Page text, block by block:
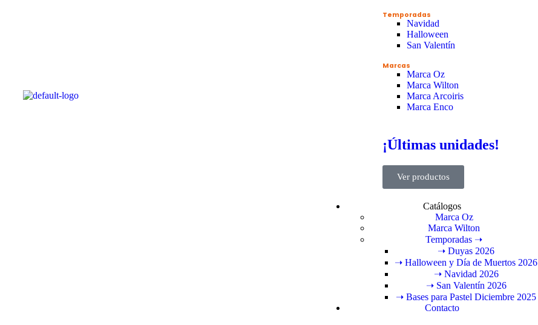
Temporadas
Navidad
Halloween
San Valentín
Marcas
Marca Oz
Marca Wilton
Marca Arcoiris
Marca Enco
¡Últimas unidades!
Ver productos
Catálogos
Marca Oz
Marca Wilton
Temporadas ➝
➝ Duyas 2026
➝ Halloween y Día de Muertos 2026
➝ Navidad 2026
➝ San Valentín 2026
➝ Bases para Pastel Diciembre 2025
Contacto